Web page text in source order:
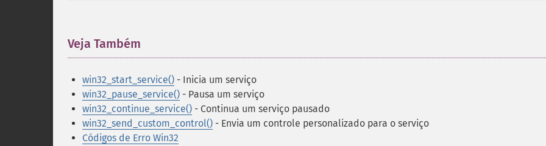
Veja Também
win32_start_service() - Inicia um serviço
win32_pause_service() - Pausa um serviço
win32_continue_service() - Continua um serviço pausado
win32_send_custom_control() - Envia um controle personalizado para o serviço
Códigos de Erro Win32